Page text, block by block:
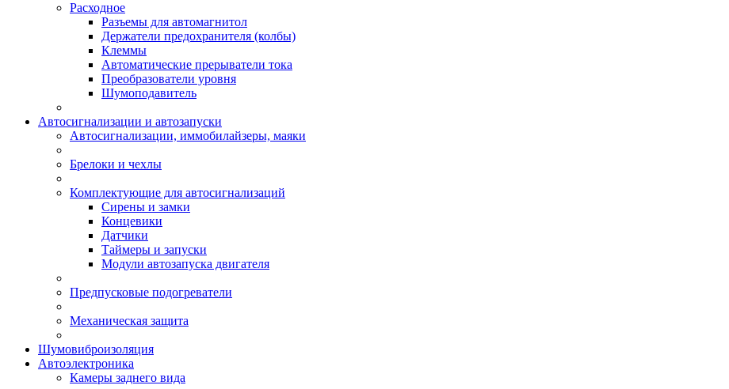
Расходное
Разъемы для автомагнитол
Держатели предохранителя (колбы)
Клеммы
Автоматические прерыватели тока
Преобразователи уровня
Шумоподавитель
Автосигнализации и автозапуски
Автосигнализации, иммобилайзеры, маяки
Брелоки и чехлы
Комплектующие для автосигнализаций
Сирены и замки
Концевики
Датчики
Таймеры и запуски
Модули автозапуска двигателя
Предпусковые подогреватели
Механическая защита
Шумовиброизоляция
Автоэлектроника
Камеры заднего вида